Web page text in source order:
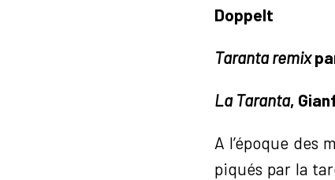
Doppelt
Taranta remix
La Taranta,
A l’époque des
piqués par la